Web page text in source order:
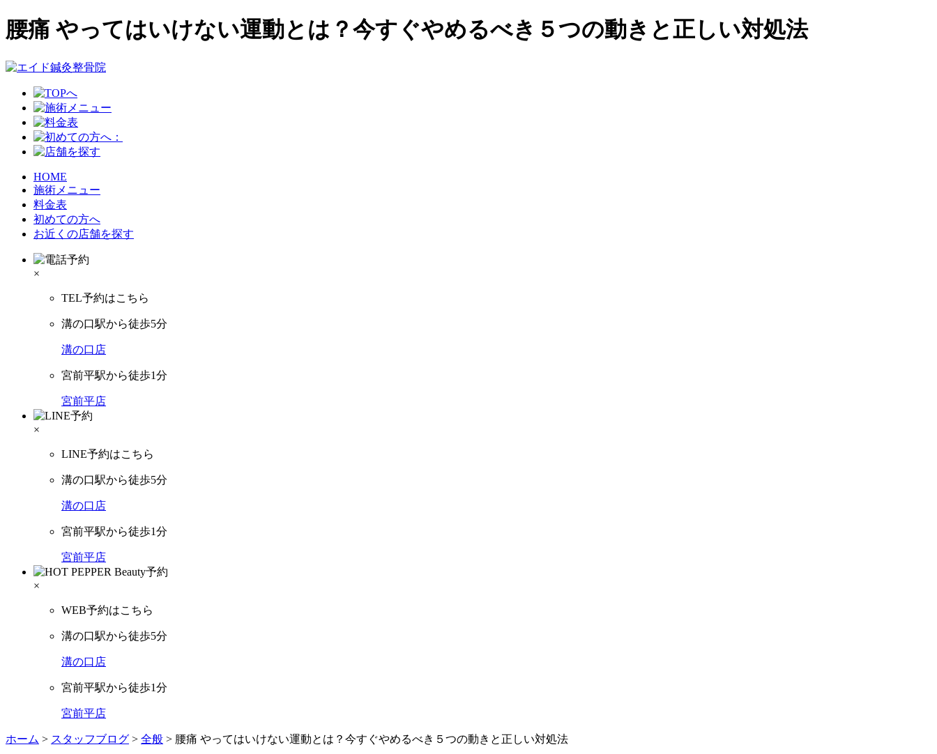
腰痛 やってはいけない運動とは？今すぐやめるべき５つの動きと正しい対処法
HOME
施術メニュー
料金表
初めての方へ
お近くの店舗を探す
×
TEL予約はこちら
溝の口駅から徒歩5分
溝の口店
宮前平駅から徒歩1分
宮前平店
×
LINE予約はこちら
溝の口駅から徒歩5分
溝の口店
宮前平駅から徒歩1分
宮前平店
×
WEB予約はこちら
溝の口駅から徒歩5分
溝の口店
宮前平駅から徒歩1分
宮前平店
ホーム > スタッフブログ > 全般 > 腰痛 やってはいけない運動とは？今すぐやめるべき５つの動きと正しい対処法